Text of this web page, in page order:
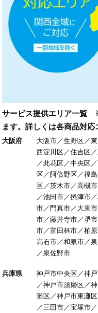
サービス提供エリア一覧
ます。詳しくは各商品対応
大阪府
大阪市／生野区／
西淀川区／住吉区
／此花区／中央区
区／阿倍野区／福
区／茨木市／高槻
／池田市／摂津市
市／門真市／大東
市／藤井寺市／堺
市／富田林市／柏
高石市／和泉市／
／泉佐野市
兵庫県
神戸市中央区／神
／神戸市須磨区／
灘区／神戸市東灘
／三田市／宝塚市